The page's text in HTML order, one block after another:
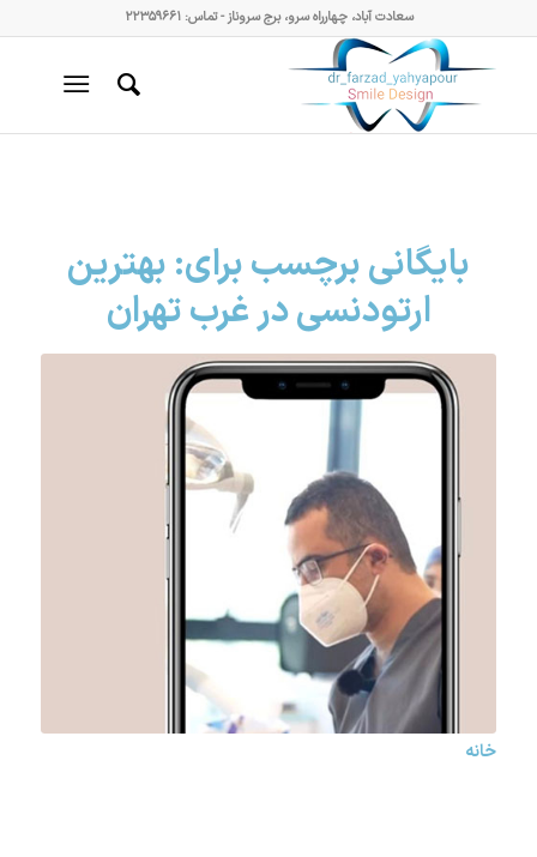
سعادت آباد، چهارراه سرو، برج سروناز - تماس: ۲۲۳۵۹۶۶۱
بایگانی برچسب برای: بهترین
ارتودنسی در غرب تهران
خانه